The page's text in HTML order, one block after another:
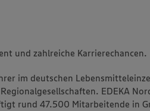
und zahlreiche Karrierechancen.
im deutschen
EDEKA
rund 47.500 Mitarbeitende in